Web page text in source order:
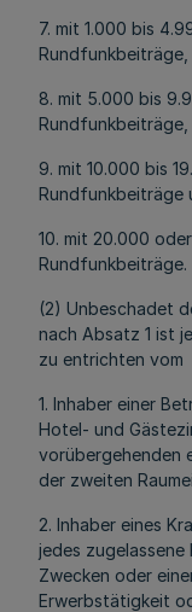
7. mit 1.000 bis
Rundfunkbeiträge,
8. mit 5.000 bis
Rundfunkbeiträge,
9. mit 10.000 bis
Rundfunkbeiträge
10. mit 20.000
Rundfunkbeiträge.
(2) Unbeschadet
nach Absatz 1 ist
zu entrichten vom
1. Inhaber einer
Hotel- und
vorübergehenden
der zweiten
2. Inhaber eines
jedes
Zwecken oder
Erwerbstätigkeit